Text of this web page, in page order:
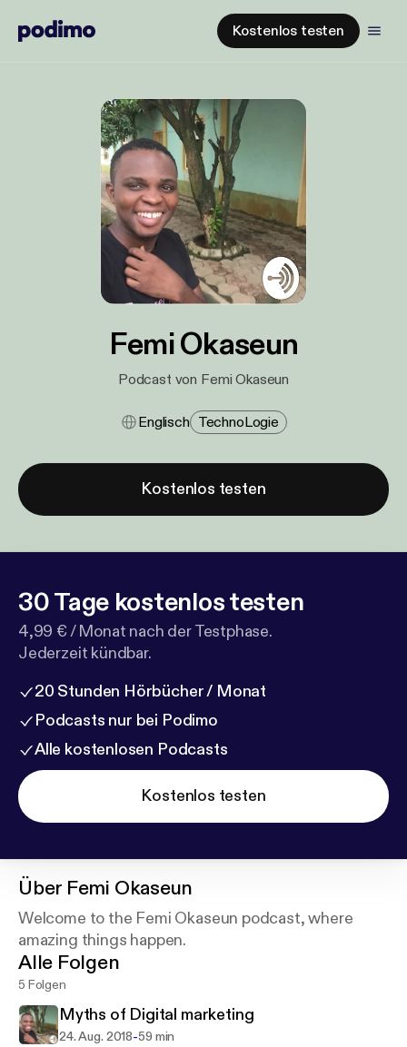
Kostenlos testen
Femi Okaseun
Podcast von Femi Okaseun
Englisch Techno​logie
Kostenlos testen
30 Tage kostenlos testen
4,99 € / Monat nach der Testphase.
Jederzeit kündbar.
20 Stunden Hörbücher / Monat
Podcasts nur bei Podimo
Alle kostenlosen Podcasts
Kostenlos testen
Über Femi Okaseun
Welcome to the Femi Okaseun podcast, where
amazing things happen.
Alle Folgen
5 Folgen
Myths of Digital marketing
24. Aug. 2018-59 min